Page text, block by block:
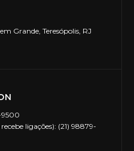
Grande, Teresópolis, RJ
9500
ligações): (21) 98879-